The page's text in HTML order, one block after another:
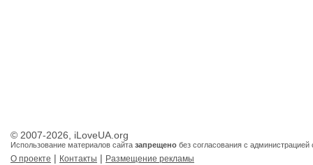
© 2007-2026, iLoveUA.org
Использование материалов сайта запрещено без согласования с администрацией
О проекте | Контакты | Размещение рекламы